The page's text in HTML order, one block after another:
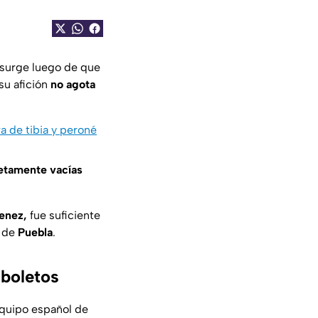
luego de que
afición no agota
de tibia y peroné
vacías
fue suficiente
Puebla.
español de